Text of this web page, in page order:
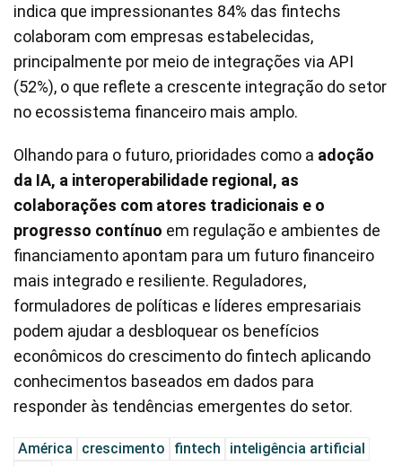
indica que impressionantes 84% das fintechs
colaboram com empresas estabelecidas,
principalmente por meio de integrações via API
(52%), o que reflete a crescente integração do setor
no ecossistema financeiro mais amplo.
Olhando para o futuro, prioridades como a adoção
da IA, a interoperabilidade regional, as
colaborações com atores tradicionais e o
progresso contínuo em regulação e ambientes de
financiamento apontam para um futuro financeiro
mais integrado e resiliente. Reguladores,
formuladores de políticas e líderes empresariais
podem ajudar a desbloquear os benefícios
econômicos do crescimento do fintech aplicando
conhecimentos baseados em dados para
responder às tendências emergentes do setor.
América crescimento fintech
inteligência artificial